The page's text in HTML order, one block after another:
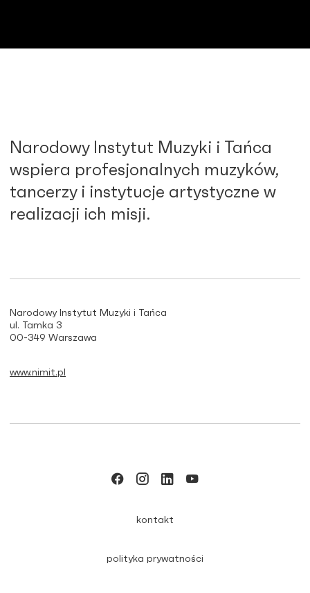
Narodowy Instytut Muzyki i Tańca
wspiera profesjonalnych muzyków,
tancerzy i instytucje artystyczne w
realizacji ich misji.
Narodowy Instytut Muzyki i Tańca
ul. Tamka 3
00-349 Warszawa
www.nimit.pl
kontakt
polityka prywatności